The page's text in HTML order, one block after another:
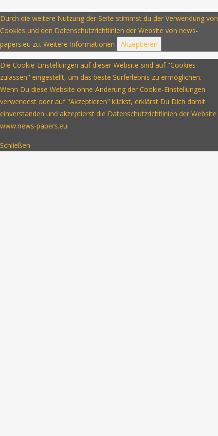
Durch die weitere Nutzung der Seite stimmst du der Verwendung von
Cookies und den Datenschutzrichtlinien der Website von news-
papers.eu zu. Weitere Informationen Akzeptieren
Die Cookie-Einstellungen auf dieser Website sind auf "Cookies
zulassen" eingestellt, um das beste Surferlebnis zu ermöglichen.
Wenn Du diese Website ohne Änderung der Cookie-Einstellungen
verwendest oder auf "Akzeptieren" klickst, erklärst Du Dich damit
einverstanden und akzeptierst die Datenschutzrichtlinien der Website
www.news-papers.eu.
Schließen